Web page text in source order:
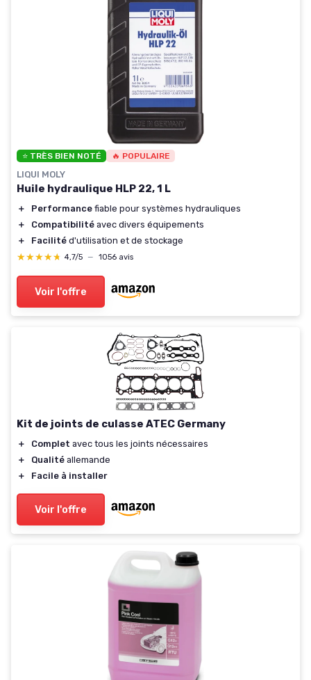
⭐ TRÈS BIEN NOTÉ 🔥 POPULAIRE
LIQUI MOLY
Huile hydraulique HLP 22, 1 L
＋ Performance fiable pour systèmes hydrauliques
＋
Compatibilité avec divers équipements
＋
Facilité d'utilisation et de stockage
★★★★★
★★★★★ 4,7/5 — 1056 avis
Voir l'offre
Kit de joints de culasse ATEC Germany
＋ Complet avec tous les joints nécessaires
＋
Qualité allemande
＋
Facile à installer
Voir l'offre